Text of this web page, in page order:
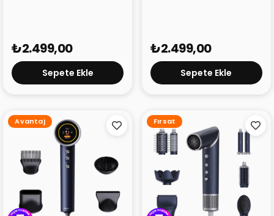
₺2.499,00
Sepete Ekle
₺2.499,00
Sepete Ekle
Avantaj Fırsat